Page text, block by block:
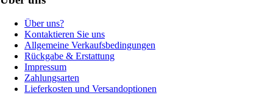
Über uns?
Kontaktieren Sie uns
Allgemeine Verkaufsbedingungen
Rückgabe & Erstattung
Impressum
Zahlungsarten
Lieferkosten und Versandoptionen